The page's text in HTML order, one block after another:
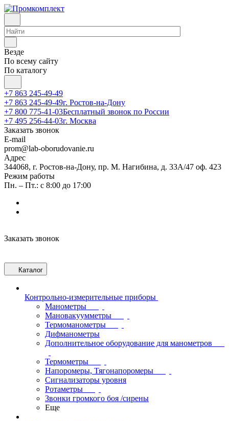
Везде
По всему сайту
По каталогу
+7 863 245-49-49
+7 863 245-49-49г. Ростов-на-Дону
+7 800 775-41-03Бесплатный звонок по России
+7 495 256-44-03г. Москва
Заказать звонок
E-mail
prom@lab-oborudovanie.ru
Адрес
344068, г. Ростов-на-Дону, пр. М. Нагибина, д. 33А/47 оф. 423
Режим работы
Пн. – Пт.: с 8:00 до 17:00
Заказать звонок
Каталог
Контрольно-измерительные приборы
Манометры
Мановакуумметры
Термоманометры
Дифманометры
Дополнительное оборудование для манометров
Термометры
Напоромеры, Тягонапоромеры
Сигнализаторы уровня
Ротаметры
Звонки громкого боя /сирены
Еще